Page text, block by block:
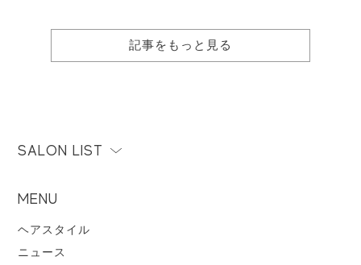
記事をもっと見る
SALON LIST
MENU
ヘアスタイル
ニュース